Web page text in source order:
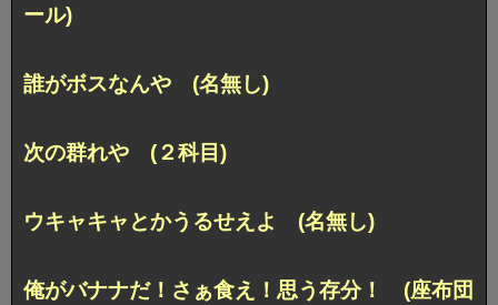
ール)
誰がボスなんや (名無し)
次の群れや (２科目)
ウキャキャとかうるせえよ (名無し)
俺がバナナだ！さぁ食え！思う存分！ (座布団